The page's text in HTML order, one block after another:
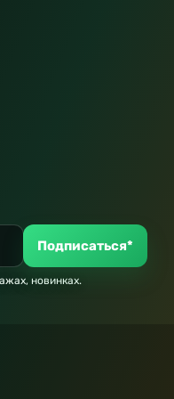
Подписаться*
новинках.